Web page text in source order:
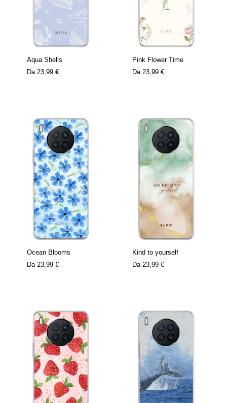
Aqua Shells
Da 23,99 €
Pink Flower Time
Da 23,99 €
Ocean Blooms
Da 23,99 €
Kind to yourself
Da 23,99 €